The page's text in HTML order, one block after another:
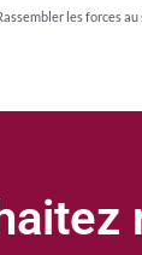
les forces